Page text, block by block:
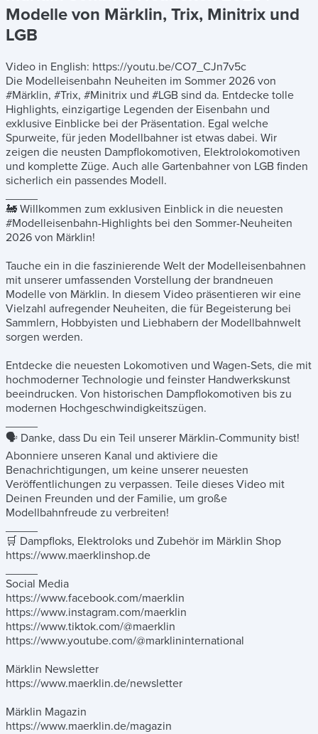
Modelle von Märklin, Trix, Minitrix und
LGB
Video in English: https://youtu.be/CO7_CJn7v5c
Die Modelleisenbahn Neuheiten im Sommer 2026 von
#Märklin, #Trix, #Minitrix und #LGB sind da. Entdecke tolle
Highlights, einzigartige Legenden der Eisenbahn und
exklusive Einblicke bei der Präsentation. Egal welche
Spurweite, für jeden Modellbahner ist etwas dabei. Wir
zeigen die neusten Dampflokomotiven, Elektrolokomotiven
und komplette Züge. Auch alle Gartenbahner von LGB finden
sicherlich ein passendes Modell.
🚂 Willkommen zum exklusiven Einblick in die neuesten
#Modelleisenbahn-Highlights bei den Sommer-Neuheiten
2026 von Märklin!
Tauche ein in die faszinierende Welt der Modelleisenbahnen
mit unserer umfassenden Vorstellung der brandneuen
Modelle von Märklin. In diesem Video präsentieren wir eine
Vielzahl aufregender Neuheiten, die für Begeisterung bei
Sammlern, Hobbyisten und Liebhabern der Modellbahnwelt
sorgen werden.
Entdecke die neuesten Lokomotiven und Wagen-Sets, die mit
hochmoderner Technologie und feinster Handwerkskunst
beeindrucken. Von historischen Dampflokomotiven bis zu
modernen Hochgeschwindigkeitszügen.
🗣️ Danke, dass Du ein Teil unserer Märklin-Community bist!
Abonniere unseren Kanal und aktiviere die
Benachrichtigungen, um keine unserer neuesten
Veröffentlichungen zu verpassen. Teile dieses Video mit
Deinen Freunden und der Familie, um große
Modellbahnfreude zu verbreiten!
🛒 Dampfloks, Elektroloks und Zubehör im Märklin Shop
https://www.maerklinshop.de
Social Media
https://www.facebook.com/maerklin
https://www.instagram.com/maerklin
https://www.tiktok.com/@maerklin
https://www.youtube.com/@marklininternational
Märklin Newsletter
https://www.maerklin.de/newsletter
Märklin Magazin
https://www.maerklin.de/magazin